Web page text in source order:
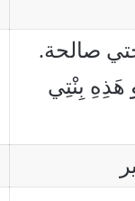
صالحة.
هَذِهِ بِنْتِي